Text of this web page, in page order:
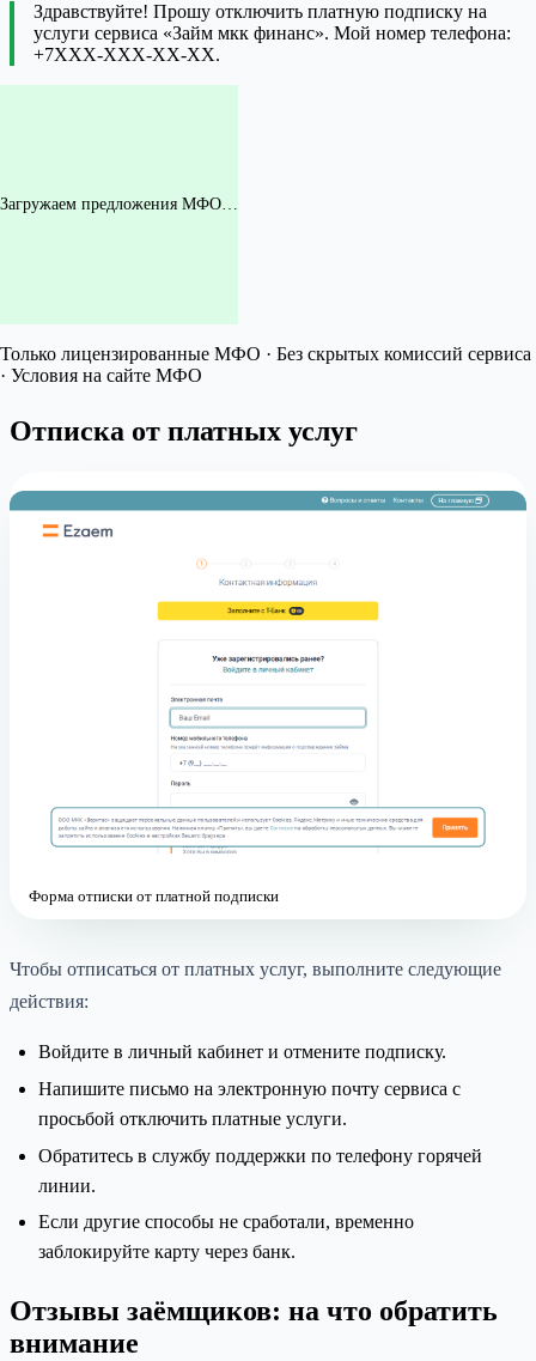
Здравствуйте! Прошу отключить платную подписку на
услуги сервиса «Займ мкк финанс». Мой номер телефона:
+7XXX-XXX-XX-XX.
Загружаем предложения МФО…
Только лицензированные МФО · Без скрытых комиссий сервиса
· Условия на сайте МФО
Отписка от платных услуг
Форма отписки от платной подписки
Чтобы отписаться от платных услуг, выполните следующие
действия:
Войдите в личный кабинет и отмените подписку.
Напишите письмо на электронную почту сервиса с
просьбой отключить платные услуги.
Обратитесь в службу поддержки по телефону горячей
линии.
Если другие способы не сработали, временно
заблокируйте карту через банк.
Отзывы заёмщиков: на что обратить
внимание